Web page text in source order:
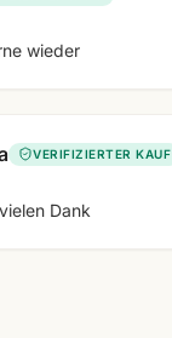
wieder
VERIFIZIERTER KAUF
Dank